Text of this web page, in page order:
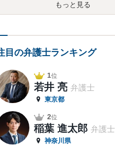
もっと見る
目の弁護士ランキング
1位
若井 亮 弁護士
東京都
2位
稲葉 進太郎 弁護士
神奈川県